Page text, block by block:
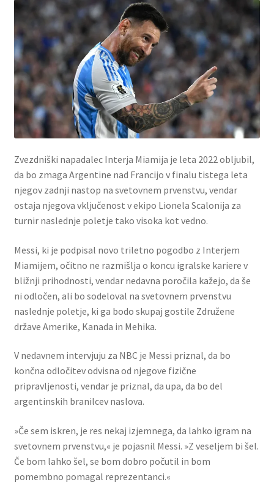
Zvezdniški napadalec Interja Miamija je leta 2022 obljubil,
da bo zmaga Argentine nad Francijo v finalu tistega leta
njegov zadnji nastop na svetovnem prvenstvu, vendar
ostaja njegova vključenost v ekipo Lionela Scalonija za
turnir naslednje poletje tako visoka kot vedno.
Messi, ki je podpisal novo triletno pogodbo z Interjem
Miamijem, očitno ne razmišlja o koncu igralske kariere v
bližnji prihodnosti, vendar nedavna poročila kažejo, da še
ni odločen, ali bo sodeloval na svetovnem prvenstvu
naslednje poletje, ki ga bodo skupaj gostile Združene
države Amerike, Kanada in Mehika.
V nedavnem intervjuju za NBC je Messi priznal, da bo
končna odločitev odvisna od njegove fizične
pripravljenosti, vendar je priznal, da upa, da bo del
argentinskih branilcev naslova.
»Če sem iskren, je res nekaj izjemnega, da lahko igram na
svetovnem prvenstvu,« je pojasnil Messi. »Z veseljem bi šel.
Če bom lahko šel, se bom dobro počutil in bom
pomembno pomagal reprezentanci.«